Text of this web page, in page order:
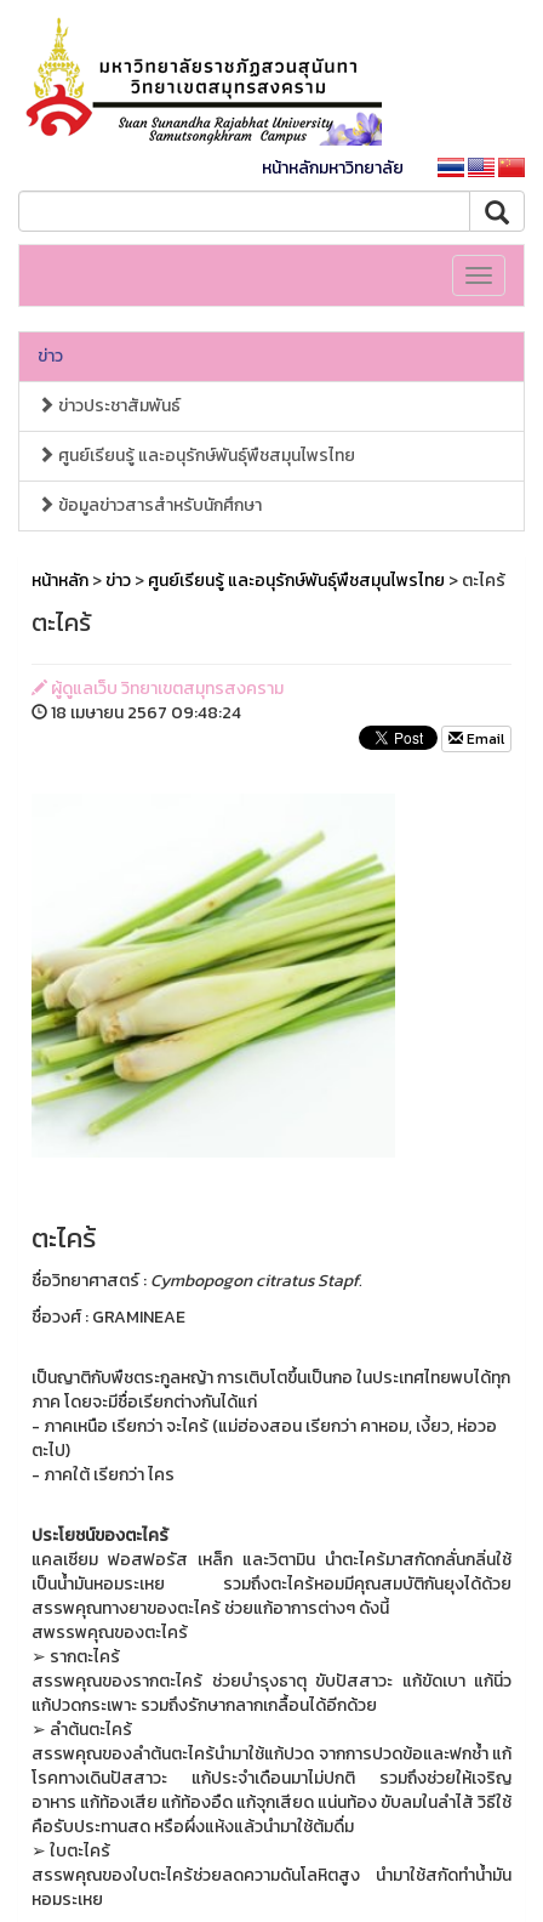
หน้าหลักมหาวิทยาลัย
Toggle
ข่าว
ข่าวประชาสัมพันธ์
ศูนย์เรียนรู้ และอนุรักษ์พันธุ์พืชสมุนไพรไทย
ข้อมูลข่าวสารสำหรับนักศึกษา
หน้าหลัก>ข่าว>ศูนย์เรียนรู้ และอนุรักษ์พันธุ์พืชสมุนไพรไทย > ตะไคร้
ตะไคร้
ผู้ดูแลเว็บ วิทยาเขตสมุทรสงคราม
18 เมษายน 2567 09:48:24
Email
ตะไคร้
ชื่อวิทยาศาสตร์ :Cymbopogon citratus Stapf.
ชื่อวงศ์ : GRAMINEAE
เป็นญาติกับพืชตระกูลหญ้า การเติบโตขึ้นเป็นกอ ในประเทศไทยพบได้ทุก
ภาค โดยจะมีชื่อเรียกต่างกันได้แก่
- ภาคเหนือ เรียกว่า จะไคร้ (แม่ฮ่องสอน เรียกว่า คาหอม, เงี้ยว, ห่อวอ
ตะไป)
- ภาคใต้ เรียกว่า ไคร
ประโยชน์ของตะไคร้
แคลเซียม ฟอสฟอรัส เหล็ก และวิตามิน นำตะไคร้มาสกัดกลั่นกลิ่นใช้
เป็นน้ำมันหอมระเหย รวมถึงตะไคร้หอมมีคุณสมบัติกันยุงได้ด้วย
สรรพคุณทางยาของตะไคร้ ช่วยแก้อาการต่างๆ ดังนี้
สพรรพคุณของตะไคร้
➢ รากตะไคร้
สรรพคุณของรากตะไคร้ ช่วยบำรุงธาตุ ขับปัสสาวะ แก้ขัดเบา แก้นิ่ว
แก้ปวดกระเพาะ รวมถึงรักษากลากเกลื้อนได้อีกด้วย
➢ ลำต้นตะไคร้
สรรพคุณของลำต้นตะไคร้นำมาใช้แก้ปวด จากการปวดข้อและฟกช้ำ แก้
โรคทางเดินปัสสาวะ แก้ประจำเดือนมาไม่ปกติ รวมถึงช่วยให้เจริญ
อาหาร แก้ท้องเสีย แก้ท้องอืด แก้จุกเสียด แน่นท้อง ขับลมในลำไส้ วิธีใช้
คือรับประทานสด หรือผึ่งแห้งแล้วนำมาใช้ต้มดื่ม
➢ ใบตะไคร้
สรรพคุณของใบตะไคร้ช่วยลดความดันโลหิตสูง นำมาใช้สกัดทำน้ำมัน
หอมระเหย